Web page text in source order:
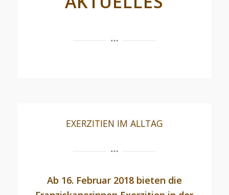
EXERZITIEN IM ALLTAG
Ab 16. Februar 2018 bieten die